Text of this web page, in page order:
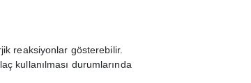
reaksiyonlar gösterebilir.
kullanılması durumlarında